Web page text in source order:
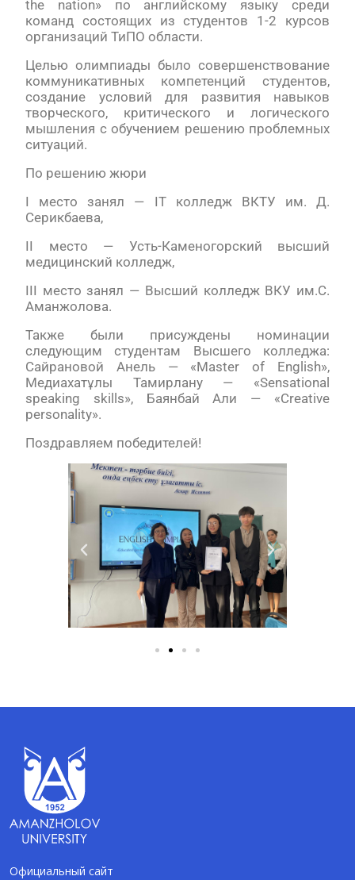
the nation» по английскому языку среди
команд состоящих из студентов 1-2 курсов
организаций ТиПО области.
Целью олимпиады было совершенствование
коммуникативных компетенций студентов,
создание условий для развития навыков
творческого, критического и логического
мышления с обучением решению проблемных
ситуаций.
По решению жюри
І место занял — IT колледж ВКТУ им. Д.
Серикбаева,
ІІ место — Усть-Каменогорский высший
медицинский колледж,
ІІІ место занял — Высший колледж ВКУ им.С.
Аманжолова.
Также были присуждены номинации
следующим студентам Высшего колледжа:
Сайрановой Анель — «Master of English»,
Медиахатұлы Тамирлану — «Sensational
speaking skills», Баянбай Али — «Creative
personality».
Поздравляем победителей!
Официальный сайт